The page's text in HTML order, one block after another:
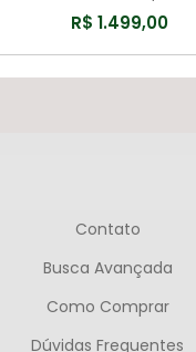
R$ 1.499,00
Contato
Busca Avançada
Como Comprar
Dúvidas Frequentes